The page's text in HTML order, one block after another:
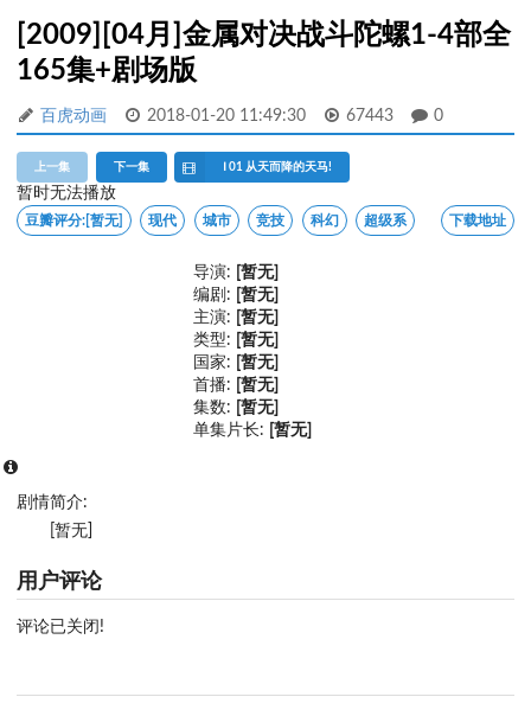
[2009][04月]金属对决战斗陀螺1-4部全
165集+剧场版
百虎动画 2018-01-20 11:49:30 67443 0
上一集 下一集 Ⅰ 01 从天而降的天马!
暂时无法播放
豆瓣评分:[暂无] 现代 城市 竞技 科幻 超级系 下载地址
导演: [暂无]
编剧: [暂无]
主演: [暂无]
类型: [暂无]
国家: [暂无]
首播: [暂无]
集数: [暂无]
单集片长: [暂无]
剧情简介:
[暂无]
用户评论
评论已关闭!